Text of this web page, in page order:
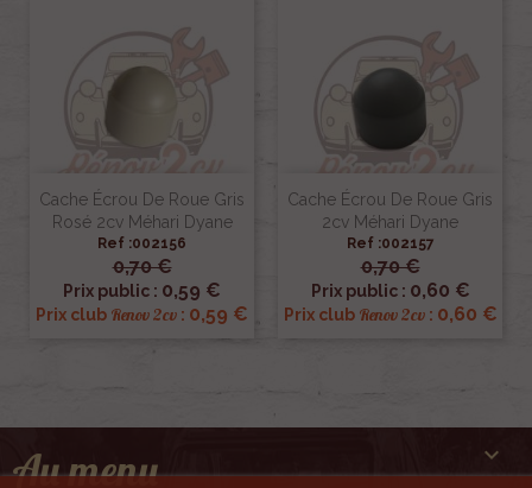
Cache Écrou De Roue Gris
Rosé 2cv Méhari Dyane
Ref :002156
0,70 €
Prix public : 0,59 €
Prix club Renov 2cv : 0,59 €
Cache Écrou De Roue Gris
2cv Méhari Dyane
Ref :002157
0,70 €
Prix public : 0,60 €
Prix club Renov 2cv: 0,60 €
Au menu 